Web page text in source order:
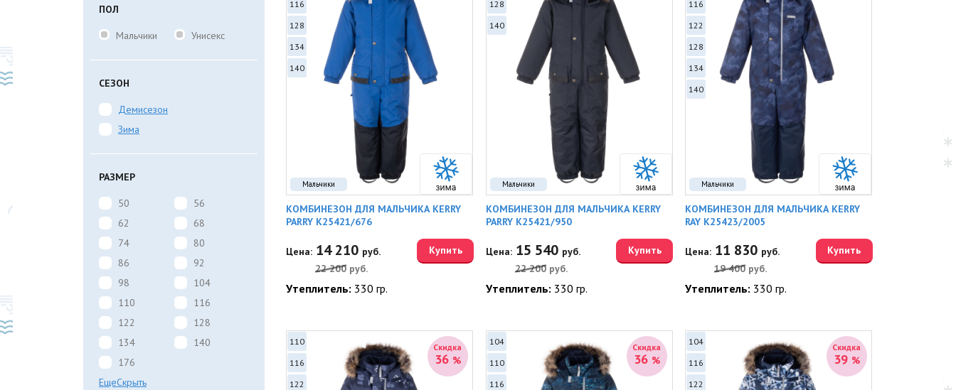
ПОЛ
Мальчики Унисекс
СЕЗОН
Демисезон
Зима
РАЗМЕР
50
56
62
68
74
80
86
92
98
104
110
116
122
128
134
140
176
ЕщеСкрыть
Мальчики
116
128
134
140
КОМБИНЕЗОН ДЛЯ МАЛЬЧИКА KERRY
PARRY K25421/676
Цена: 14 210 руб.
22 200 руб.
Купить
Утеплитель: 330 гр.
Мальчики
128
140
КОМБИНЕЗОН ДЛЯ МАЛЬЧИКА KERRY
PARRY K25421/950
Цена:15 540 руб.
22 200 руб.
Купить
Утеплитель: 330 гр.
Мальчики
116
122
128
134
140
КОМБИНЕЗОН ДЛЯ МАЛЬЧИКА KERRY
RAY K25423/2005
Цена: 11 830 руб.
19 400 руб.
Купить
Утеплитель: 330 гр.
Скидка
36 %
110
116
122
Скидка
36 %
104
110
116
Скидка
39 %
104
116
122